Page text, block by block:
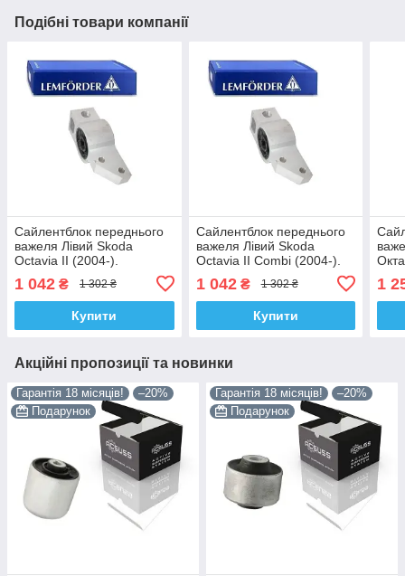
Подібні товари компанії
Сайлентблок переднього
важеля Лівий Skoda
Octavia II (2004-).
JBU691 , VKDS331004
1 042 ₴ 1 302 ₴
Купити
Сайлентблок переднього
важеля Лівий Skoda
Octavia II Combi (2004-).
JBU691 , VKDS331004
1 042₴ 1 302 ₴
Купити
1
Акційні пропозиції та новинки
Гарантія 18 місяців!
–20%
Подарунок
Гарантія 18 місяців!
–20%
Подарунок